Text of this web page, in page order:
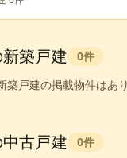
築戸建 0件
築戸建の掲載物件はあ
古戸建 0件